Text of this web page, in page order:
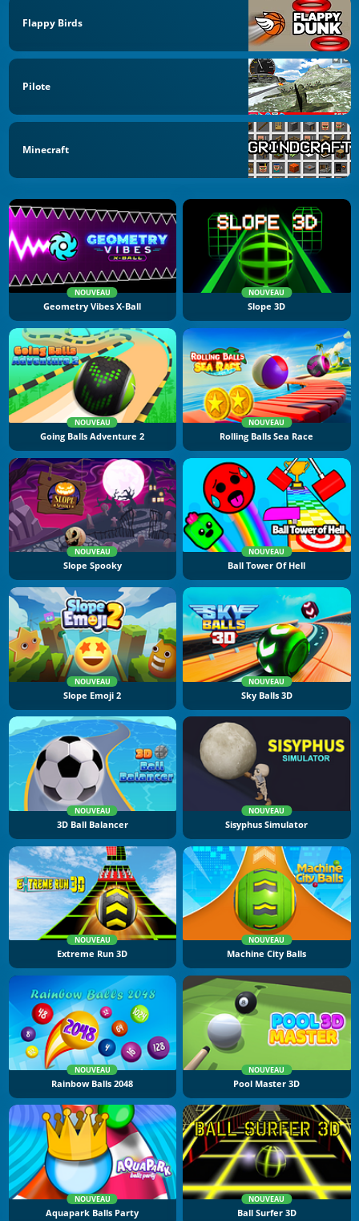
Flappy Birds
Pilote
Minecraft
NOUVEAU
Geometry Vibes X-Ball
NOUVEAU
Slope 3D
NOUVEAU
Going Balls Adventure 2
NOUVEAU
Rolling Balls Sea Race
NOUVEAU
Slope Spooky
NOUVEAU
Ball Tower Of Hell
NOUVEAU
Slope Emoji 2
NOUVEAU
Sky Balls 3D
NOUVEAU
3D Ball Balancer
NOUVEAU
Sisyphus Simulator
NOUVEAU
Extreme Run 3D
NOUVEAU
Machine City Balls
NOUVEAU
Rainbow Balls 2048
NOUVEAU
Pool Master 3D
NOUVEAU
Aquapark Balls Party
NOUVEAU
Ball Surfer 3D